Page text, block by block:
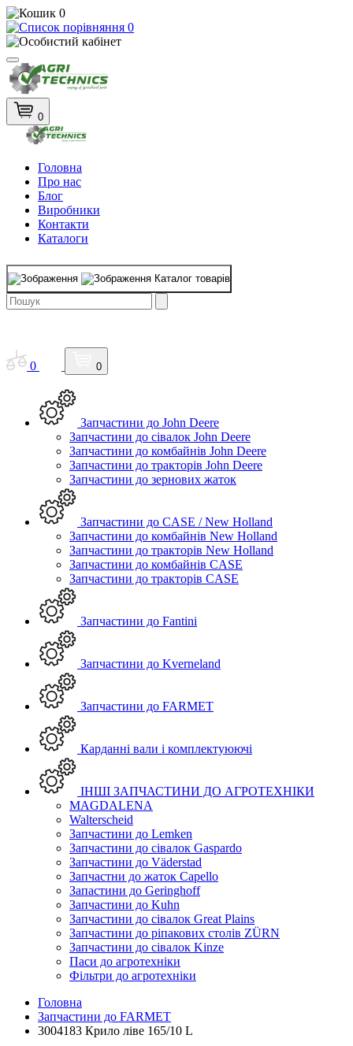
0
0
0
Головна
Про нас
Блог
Виробники
Контакти
Каталоги
Каталог товарів
0 0
Запчастини до John Deere
Запчастини до сівалок John Deere
Запчастини до комбайнів John Deere
Запчастини до тракторів John Deere
Запчастини до зернових жаток
Запчастини до CASE / New Holland
Запчастини до комбайнів New Holland
Запчастини до тракторів New Holland
Запчастини до комбайнів CASE
Запчастини до тракторів CASE
Запчастини до Fantini
Запчастини до Kverneland
Запчастини до FARMET
Карданні вали і комплектуюючі
ІНШІ ЗАПЧАСТИНИ ДО АГРОТЕХНІКИ
MAGDALENA
Walterscheid
Запчастини до Lemken
Запчастини до сівалок Gaspardo
Запчастини до Väderstad
Запчастни до жаток Capello
Запастини до Geringhoff
Запчастини до Kuhn
Запчастини до сівалок Great Plains
Запчастини до ріпакових столів ZÜRN
Запчастини до сівалок Kinze
Паси до агротехніки
Фільтри до агротехніки
Головна
Запчастини до FARMET
3004183 Крило ліве 165/10 L